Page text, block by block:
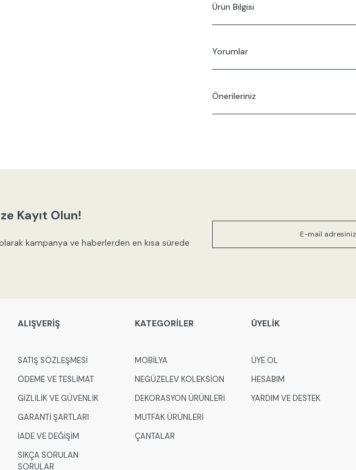
Ürün Bilgisi
Yorumlar
Önerileriniz
Ürün fiyatı diğer sitelerden daha
Kayıt Olun!
kampanya ve haberlerden en kısa sürede
ALIŞVERİŞ
SATIŞ SÖZLEŞMESİ
ÖDEME VE TESLİMAT
GİZLİLİK VE GÜVENLİK
GARANTİ ŞARTLARI
İADE VE DEĞİŞİM
SIKÇA SORULAN
SORULAR
KATEGORİLER
MOBİLYA
NEGÜZELEV KOLEKSİON
DEKORASYON ÜRÜNLERİ
MUTFAK ÜRÜNLERİ
ÇANTALAR
ÜYELİK
ÜYE OL
HESABIM
YARDIM VE DESTEK